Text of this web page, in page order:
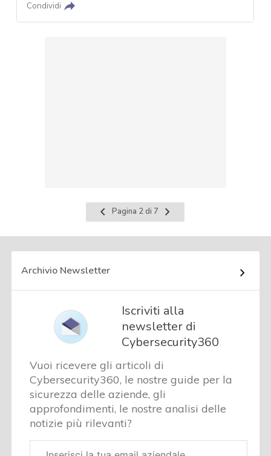
Condividi
Pagina
precedente
Pagina 2 di 7
Pagina
successiva
Archivio Newsletter
Iscriviti alla
newsletter di
Cybersecurity360
Vuoi ricevere gli articoli di
Cybersecurity360, le nostre guide per la
sicurezza delle aziende, gli
approfondimenti, le nostre analisi delle
notizie più rilevanti?